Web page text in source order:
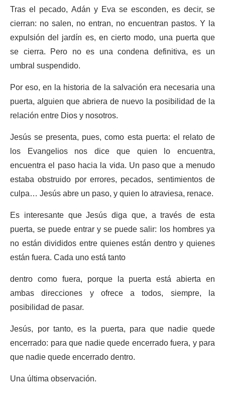
Tras el pecado, Adán y Eva se esconden, es decir, se
cierran: no salen, no entran, no encuentran pastos. Y la
expulsión del jardín es, en cierto modo, una puerta que
se cierra. Pero no es una condena definitiva, es un
umbral suspendido.
Por eso, en la historia de la salvación era necesaria una
puerta, alguien que abriera de nuevo la posibilidad de la
relación entre Dios y nosotros.
Jesús se presenta, pues, como esta puerta: el relato de
los Evangelios nos dice que quien lo encuentra,
encuentra el paso hacia la vida. Un paso que a menudo
estaba obstruido por errores, pecados, sentimientos de
culpa… Jesús abre un paso, y quien lo atraviesa, renace.
Es interesante que Jesús diga que, a través de esta
puerta, se puede entrar y se puede salir: los hombres ya
no están divididos entre quienes están dentro y quienes
están fuera. Cada uno está tanto
dentro como fuera, porque la puerta está abierta en
ambas direcciones y ofrece a todos, siempre, la
posibilidad de pasar.
Jesús, por tanto, es la puerta, para que nadie quede
encerrado: para que nadie quede encerrado fuera, y para
que nadie quede encerrado dentro.
Una última observación.